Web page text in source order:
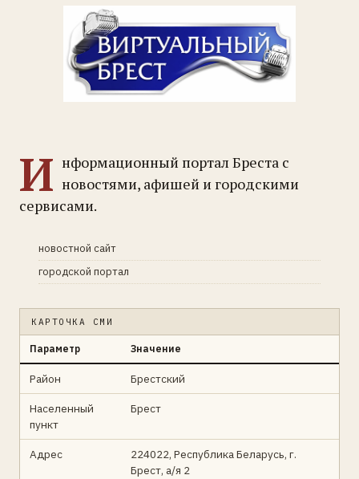
И нформационный портал Бреста с
новостями, афишей и городскими
сервисами.
новостной сайт
городской портал
КАРТОЧКА СМИ
Параметр Значение
Район Брестский
Населенный
пункт
Брест
Адрес
224022, Республика Беларусь, г.
Брест, а/я 2